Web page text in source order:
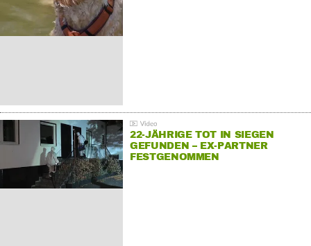
22-JÄHRIGE TOT IN SIEGEN
GEFUNDEN – EX-PARTNER
FESTGENOMMEN